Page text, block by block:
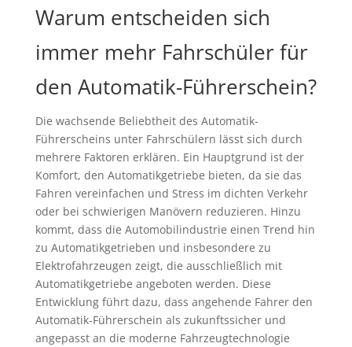
Warum entscheiden sich
immer mehr Fahrschüler für
den Automatik-Führerschein?
Die wachsende Beliebtheit des Automatik-
Führerscheins unter Fahrschülern lässt sich durch
mehrere Faktoren erklären. Ein Hauptgrund ist der
Komfort, den Automatikgetriebe bieten, da sie das
Fahren vereinfachen und Stress im dichten Verkehr
oder bei schwierigen Manövern reduzieren. Hinzu
kommt, dass die Automobilindustrie einen Trend hin
zu Automatikgetrieben und insbesondere zu
Elektrofahrzeugen zeigt, die ausschließlich mit
Automatikgetriebe angeboten werden. Diese
Entwicklung führt dazu, dass angehende Fahrer den
Automatik-Führerschein als zukunftssicher und
angepasst an die moderne Fahrzeugtechnologie